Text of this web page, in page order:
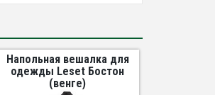
Напольная вешалка для
одежды Leset Бостон
(венге)